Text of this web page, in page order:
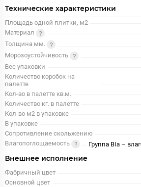
Технические характеристики
Площадь одной плитки, м2
Материал
Толщина мм.
Морозоустойчивость
Вес упаковки
Количество коробок на
палетте
Кол-во в палетте кв.м.
Количество кг. в палетте
Кол-во м2 в упаковке
В упаковке
Сопротивление скольжению
Влагопоглощаемость
Группа BIa –
Внешнее исполнение
Фабричный цвет
Основной цвет